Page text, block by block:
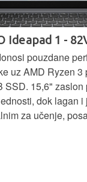
Ideapad 1 -
pouzdane
uz AMD Ryzen 3
SSD. 15,6" zaslon
dok lagan
za učenje,